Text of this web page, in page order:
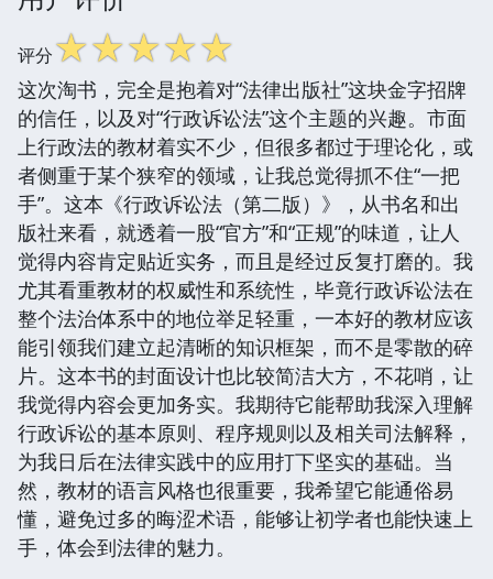
评分☆☆☆☆☆
这次淘书，完全是抱着对“法律出版社”这块金字招牌
的信任，以及对“行政诉讼法”这个主题的兴趣。市面
上行政法的教材着实不少，但很多都过于理论化，或
者侧重于某个狭窄的领域，让我总觉得抓不住“一把
手”。这本《行政诉讼法（第二版）》，从书名和出
版社来看，就透着一股“官方”和“正规”的味道，让人
觉得内容肯定贴近实务，而且是经过反复打磨的。我
尤其看重教材的权威性和系统性，毕竟行政诉讼法在
整个法治体系中的地位举足轻重，一本好的教材应该
能引领我们建立起清晰的知识框架，而不是零散的碎
片。这本书的封面设计也比较简洁大方，不花哨，让
我觉得内容会更加务实。我期待它能帮助我深入理解
行政诉讼的基本原则、程序规则以及相关司法解释，
为我日后在法律实践中的应用打下坚实的基础。当
然，教材的语言风格也很重要，我希望它能通俗易
懂，避免过多的晦涩术语，能够让初学者也能快速上
手，体会到法律的魅力。